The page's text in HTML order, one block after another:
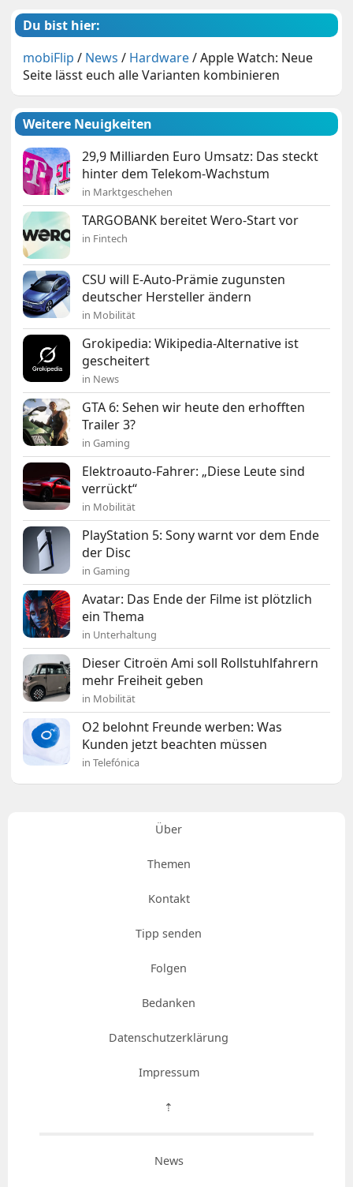
Du bist hier:
mobiFlip / News / Hardware/Apple Watch: Neue
Seite lässt euch alle Varianten kombinieren
Weitere Neuigkeiten
29,9 Milliarden Euro Umsatz: Das steckt
hinter dem Telekom-Wachstum
in Marktgeschehen
TARGOBANK bereitet Wero-Start vor
in Fintech
CSU will E-Auto-Prämie zugunsten
deutscher Hersteller ändern
in Mobilität
Grokipedia: Wikipedia-Alternative ist
gescheitert
in News
GTA 6: Sehen wir heute den erhofften
Trailer 3?
in Gaming
Elektroauto-Fahrer: „Diese Leute sind
verrückt“
in Mobilität
PlayStation 5: Sony warnt vor dem Ende
der Disc
in Gaming
Avatar: Das Ende der Filme ist plötzlich
ein Thema
in Unterhaltung
Dieser Citroën Ami soll Rollstuhlfahrern
mehr Freiheit geben
in Mobilität
O2 belohnt Freunde werben: Was
Kunden jetzt beachten müssen
in Telefónica
Über
Themen
Kontakt
Tipp senden
Folgen
Bedanken
Datenschutzerklärung
Impressum
⇡
News